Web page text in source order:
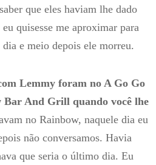
que eles haviam lhe dado
quisesse me aproximar para
e meio depois ele morreu.
Lemmy foram no A Go Go
And Grill quando você lhe
no Rainbow, naquele dia eu
não conversamos. Havia
que seria o último dia. Eu